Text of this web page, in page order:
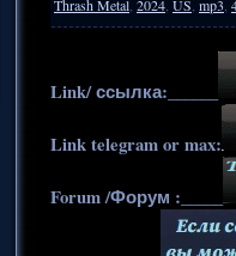
Thrash Metal 2024 US mp3
Link/ ссылка:______
Link telegram or max:
Forum /Форум :_____